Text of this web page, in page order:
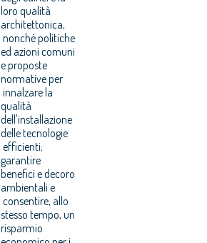
loro qualità
architettonica,
nonché politiche
ed azioni comuni
e proposte
normative per
innalzare la
qualità
dell'installazione
delle tecnologie
efficienti;
garantire
benefici e decoro
ambientali e
consentire, allo
stesso tempo, un
risparmio